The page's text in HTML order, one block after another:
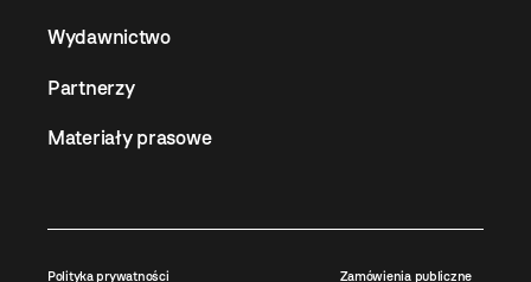
Wydawnictwo
Partnerzy
Materiały prasowe
Polityka prywatności Zamówienia publiczne